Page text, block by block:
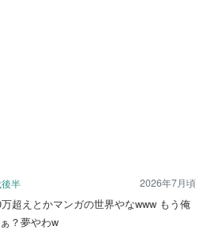
半 2026年7月頃
超えとかマンガの世界やなwww もう俺
？夢やわw